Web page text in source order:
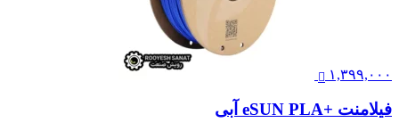
۱,۳۹۹,۰۰۰
فیلامنت +eSUN PLA آبی